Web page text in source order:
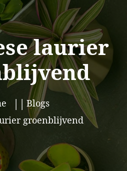
laurier
Blogs
groenblijvend